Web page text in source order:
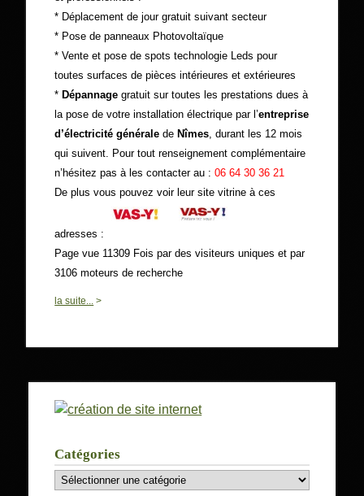
* Déplacement de jour gratuit suivant secteur
* Pose de panneaux Photovoltaïque
* Vente et pose de spots technologie Leds pour
toutes surfaces de pièces intérieures et extérieures
* Dépannage gratuit sur toutes les prestations dues à
la pose de votre installation électrique par l’entreprise
d’électricité générale de Nîmes, durant les 12 mois
qui suivent. Pour tout renseignement complémentaire
n’hésitez pas à les contacter au : 06 64 30 36 21
De plus vous pouvez voir leur site vitrine à ces
adresses :
Page vue 11309 Fois par des visiteurs uniques et par
3106 moteurs de recherche
la suite... >
Catégories
Catégories